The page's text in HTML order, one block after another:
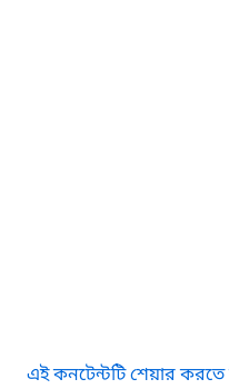
এই কনটেন্টটি শেয়ার